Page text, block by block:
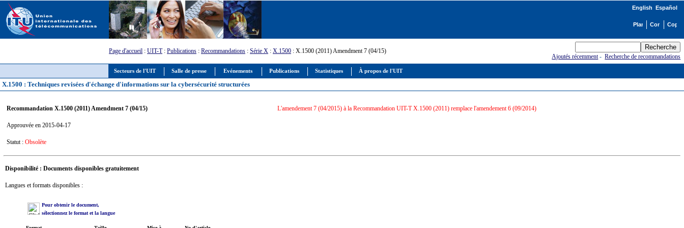
Secteurs de l'UIT Salle de presse Evénements Publications Statistiques À propos de l'UIT
English Español
Page d'accueil : UIT-T: Publications : Recommandations : Série X : X.1500 : X.1500 (2011) Amendment 7 (04/15)
Ajoutés récemment-Recherche de recommandations
X.1500 : Techniques revisées d'échange d'informations sur la cybersécurité structurées
Recommandation X.1500 (2011) Amendment 7 (04/15)
Approuvée en 2015-04-17
Statut : Obsolète
L'amendement 7 (04/2015) à la Recommandation UIT-T X.1500 (2011) remplace l'amendement 6 (09/2014)
Disponibilité : Documents disponibles gratuitement
Langues et formats disponibles :
Pour obtenir le document,
sélectionnez le format et la langue